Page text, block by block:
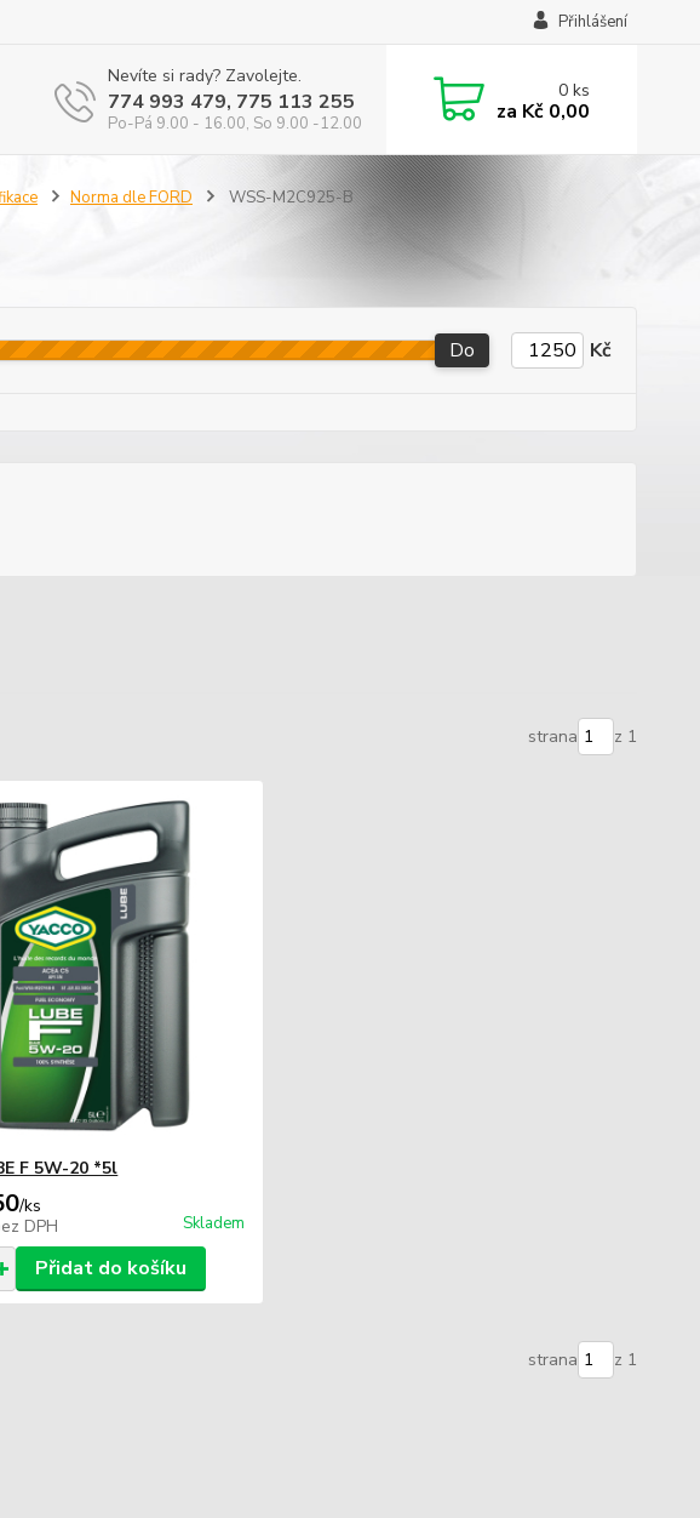
Přihlášení
Nevíte si rady? Zavolejte.
774 993 479, 775 113 255
Po-Pá 9.00 - 16.00, So 9.00 -12.00
0ks
za Kč 0,00
Norma dle FORD WSS-M2C925-B
Do Kč
strana z 1
F 5W-20 *5l
/ks
DPH Skladem
Přidat do košíku
strana z 1